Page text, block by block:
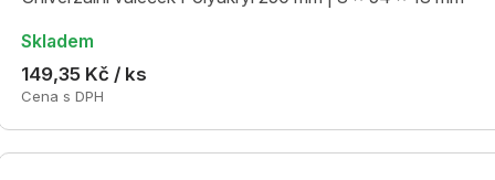
Skladem
149,35 Kč / ks
Cena s DPH